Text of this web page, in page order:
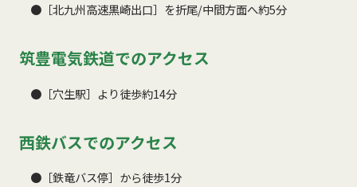
●［北九州高速黒崎出口］を折尾/中間方面へ約5分
筑豊電気鉄道でのアクセス
●［穴生駅］より徒歩約14分
西鉄バスでのアクセス
●［鉄竜バス停］から徒歩1分